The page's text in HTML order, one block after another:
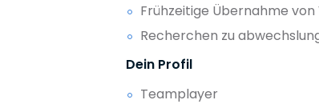
Frühzeitige Übernahme
Recherchen zu
Dein Profil
Teamplayer